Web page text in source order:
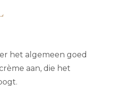
het algemeen goed
aan, die het